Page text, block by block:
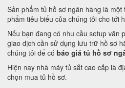
Sản phẩm tủ hồ sơ ngân hàng là
phẩm tiêu biểu của chúng tôi cho tới
Nếu bạn đang có nhu cầu setup văn
giao dịch cần sử dụng lưu trữ hồ sơ
chúng tôi để có báo giá tủ hồ sơ
Hiện nay nhà máy tủ sắt cao cấp là
chọn mua tủ hồ sơ.